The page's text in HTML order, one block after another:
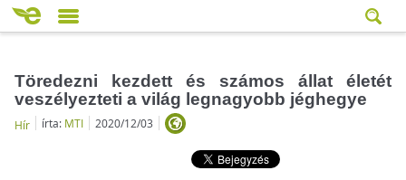
Töredezni kezdett és számos állat életét
veszélyezteti a világ legnagyobb jéghegye
Hír írta: MTI 2020/12/03